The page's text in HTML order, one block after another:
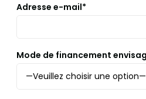
Adresse e-mail*
Mode de financement